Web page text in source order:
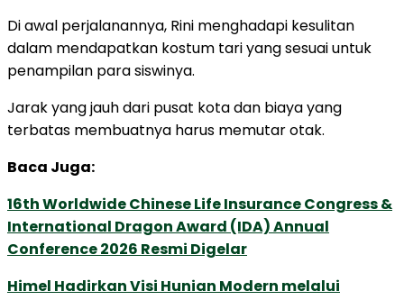
Di awal perjalanannya, Rini menghadapi kesulitan
dalam mendapatkan kostum tari yang sesuai untuk
penampilan para siswinya.
Jarak yang jauh dari pusat kota dan biaya yang
terbatas membuatnya harus memutar otak.
Baca Juga:
16th Worldwide Chinese Life Insurance Congress &
International Dragon Award (IDA) Annual
Conference 2026 Resmi Digelar
Himel Hadirkan Visi Hunian Modern melalui